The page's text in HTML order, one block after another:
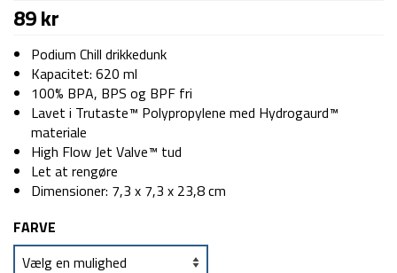
89kr
Podium Chill drikkedunk
Kapacitet: 620 ml
100% BPA, BPS og BPF fri
Lavet i Trutaste™ Polypropylene med Hydrogaurd™
materiale
High Flow Jet Valve™ tud
Let at rengøre
Dimensioner: 7,3 x 7,3 x 23,8 cm
FARVE